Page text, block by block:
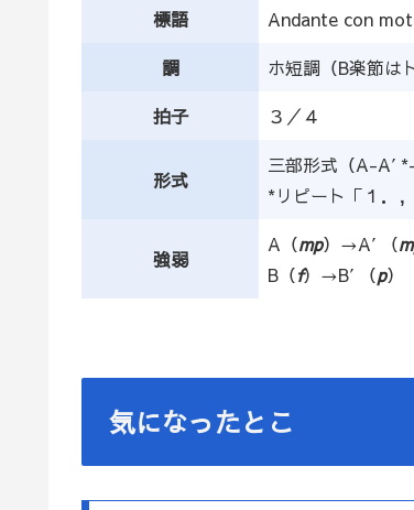
標語
Andante con
調
ホ短調（B楽節は
拍子
３／４
形式
三部形式（A-
*リピート「１．,
強弱
A（mp）→A′（
B（f）→B′（p）
気になったとこ